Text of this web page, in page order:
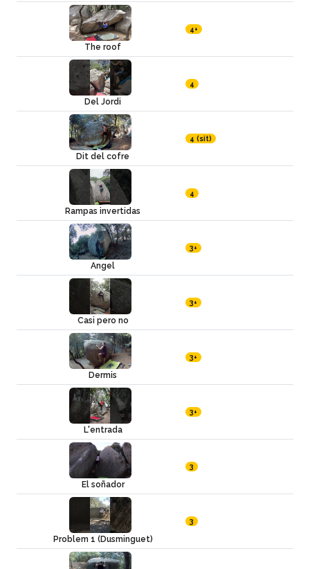
The roof
4+
Del Jordi
4
Dit del cofre
4 (sit)
Rampas invertidas
4
Angel
3+
Casi pero no
3+
Dermis
3+
L'entrada
3+
El soñador
3
Problem 1 (Dusminguet)
3